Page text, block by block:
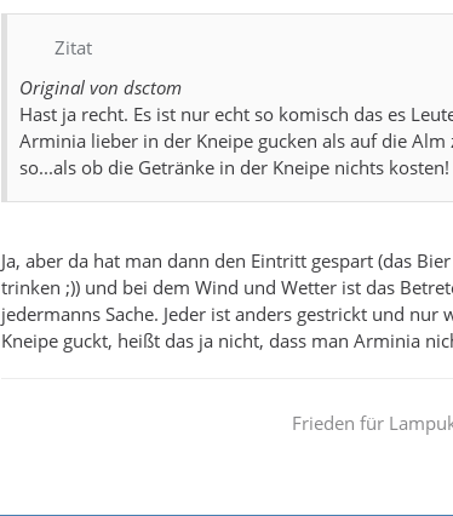
Zitat
Original von dsctom
Hast ja recht. Es ist nur echt so komisch das es
Arminia lieber in der Kneipe gucken als auf die
so...als ob die Getränke in der Kneipe nichts kosten!
Ja, aber da hat man dann den Eintritt gespart (das
trinken ;)) und bei dem Wind und Wetter ist das
jedermanns Sache. Jeder ist anders gestrickt und
Kneipe guckt, heißt das ja nicht, dass man Arminia
Frieden für